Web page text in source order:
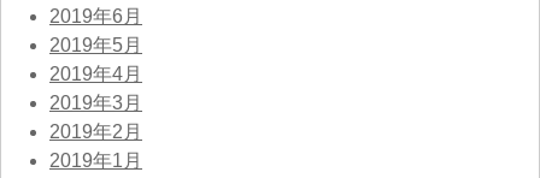
2019年6月
2019年5月
2019年4月
2019年3月
2019年2月
2019年1月